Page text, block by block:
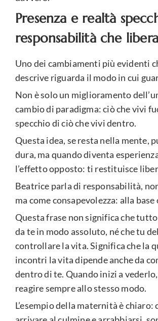
Presenza e realtà
responsabilità che libera
Uno dei cambiamenti più evidenti
descrive riguarda il modo in cui
Non è solo un miglioramento
cambio di paradigma: ciò che vivi
specchio di ciò che vivi dentro.
Questa idea, se resta nella mente,
dura, ma quando diventa
l’effetto opposto: ti restituisce
Beatrice parla di responsabilità,
ma come consapevolezza: alla base
Questa frase non significa che
da te in modo assoluto, né che tu
controllare la vita. Significa che la
incontri la vita dipende anche da
dentro di te. Quando inizi a
reagire sempre allo stesso modo.
L’esempio della maternità è chiaro: